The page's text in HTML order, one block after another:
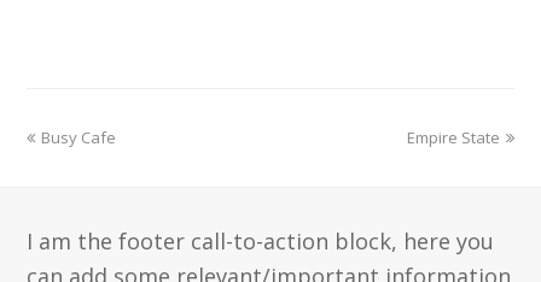
Busy Cafe Empire State
I am the footer call-to-action block, here you